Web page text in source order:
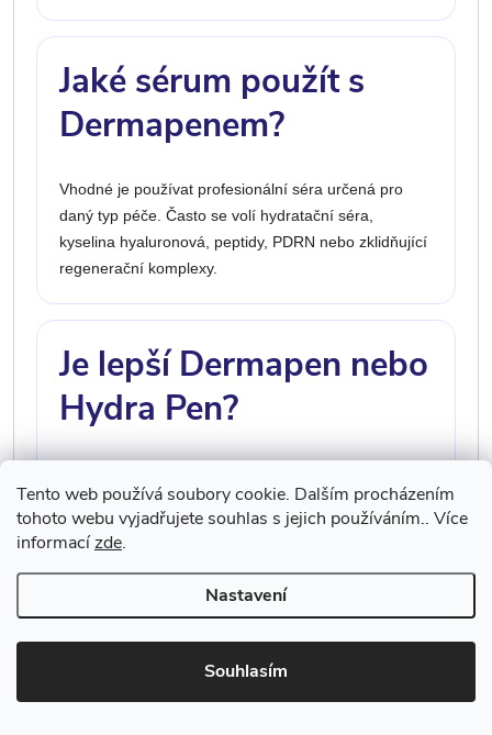
Tento web používá soubory cookie. Dalším procházením
tohoto webu vyjadřujete souhlas s jejich používáním.. Více
informacízde.
Nastavení
Souhlasím
Jaké sérum použít s
Dermapenem?
Vhodné je používat profesionální séra určená pro
daný typ péče. Často se volí hydratační séra,
kyselina hyaluronová, peptidy, PDRN nebo zklidňující
regenerační komplexy.
Je lepší Dermapen nebo
Hydra Pen?
kombinuje mikrojehličkování s aplikací séra. Volba
závisí na cíli ošetření, stavu pleti a zkušenostech
odborníka.
Může se Dermapen po
botoxu nebo výplních?